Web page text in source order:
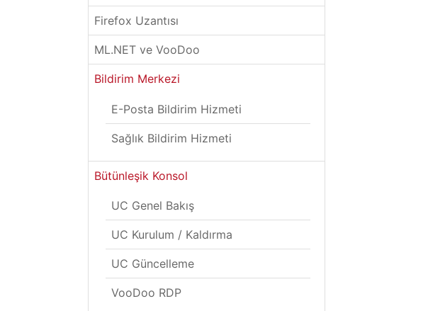
Firefox Uzantısı
ML.NET ve VooDoo
Bildirim Merkezi
E-Posta Bildirim Hizmeti
Sağlık Bildirim Hizmeti
Bütünleşik Konsol
UC Genel Bakış
UC Kurulum / Kaldırma
UC Güncelleme
VooDoo RDP